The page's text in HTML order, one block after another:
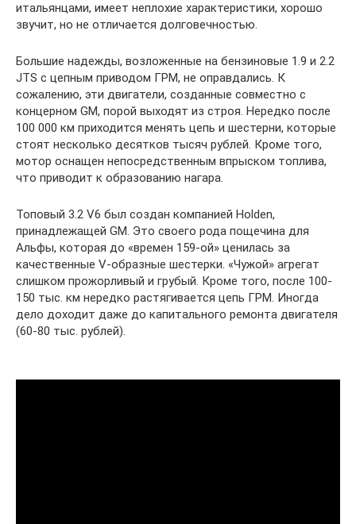
итальянцами, имеет неплохие характеристики, хорошо
звучит, но не отличается долговечностью.
Большие надежды, возложенные на бензиновые 1.9 и 2.2
JTS с цепным приводом ГРМ, не оправдались. К
сожалению, эти двигатели, созданные совместно с
концерном GM, порой выходят из строя. Нередко после
100 000 км приходится менять цепь и шестерни, которые
стоят несколько десятков тысяч рублей. Кроме того,
мотор оснащен непосредственным впрыском топлива,
что приводит к образованию нагара.
Топовый 3.2 V6 был создан компанией Holden,
принадлежащей GM. Это своего рода пощечина для
Альфы, которая до «времен 159-ой» ценилась за
качественные V-образные шестерки. «Чужой» агрегат
слишком прожорливый и грубый. Кроме того, после 100-
150 тыс. км нередко растягивается цепь ГРМ. Иногда
дело доходит даже до капитального ремонта двигателя
(60-80 тыс. рублей).